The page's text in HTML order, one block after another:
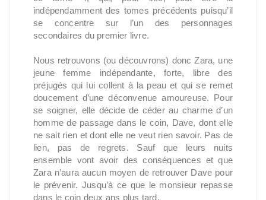
indépendamment des tomes précédents puisqu’il
se concentre sur l’un des personnages
secondaires du premier livre.
Nous retrouvons (ou découvrons) donc Zara, une
jeune femme indépendante, forte, libre des
préjugés qui lui collent à la peau et qui se remet
doucement d’une déconvenue amoureuse. Pour
se soigner, elle décide de céder au charme d’un
homme de passage dans le coin, Dave, dont elle
ne sait rien et dont elle ne veut rien savoir. Pas de
lien, pas de regrets. Sauf que leurs nuits
ensemble vont avoir des conséquences et que
Zara n’aura aucun moyen de retrouver Dave pour
le prévenir. Jusqu’à ce que le monsieur repasse
dans le coin deux ans plus tard.